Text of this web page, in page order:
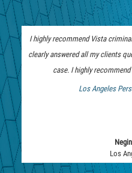
Embezzlement
Grand Theft
Petty Theft
Violent Crimes
Attorney
I highly recommend Vista
clearly answered all my clients
case. I highly
Los Angeles
Los